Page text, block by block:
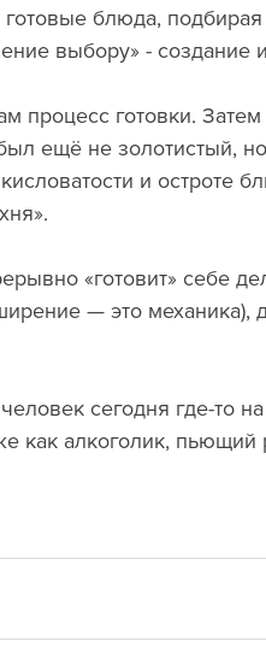
блюда,
выбору» - создание
процесс готовки.
ещё не золотистый,
и остроте
«готовит» себе
— это механика),
сегодня где-то
как алкоголик,